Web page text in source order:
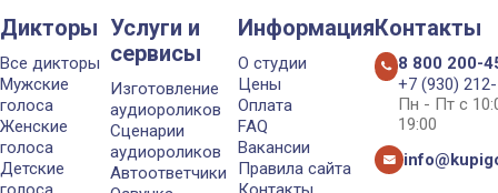
Дикторы
Все дикторы
Мужские
голоса
Женские
голоса
Детские
Услуги и
сервисы
Изготовление
аудиороликов
Сценарии
аудиороликов
Автоответчики
Информация
О студии
Цены
Оплата
FAQ
Вакансии
Правила сайта
Контакты
8 800 200-
+7 (930)
Пн - Пт с
19:00